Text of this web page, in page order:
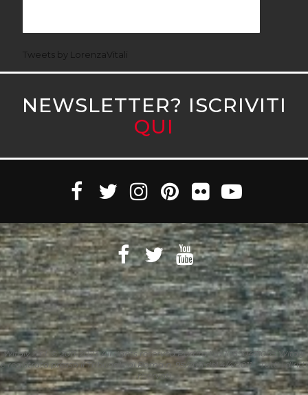
Tweets by LorenzaVitali
NEWSLETTER? ISCRIVITI
QUI
Witaly S.r.l. © 2011-2023 All rights reserved Partita Iva 10890471005 Witaly
è registrata presso il Tribunale di Roma n. 95/2011 del 4/4/2011 – Tutti i diritti
riservati